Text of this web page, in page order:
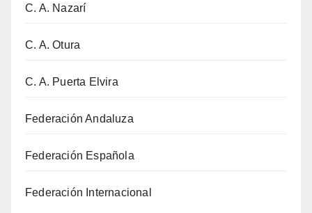
C. A. Nazarí
C. A. Otura
C. A. Puerta Elvira
Federación Andaluza
Federación Española
Federación Internacional